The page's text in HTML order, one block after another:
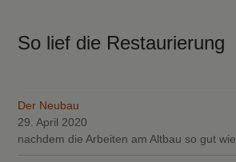
So lief die Restaurierung
Der Neubau
29. April 2020
nachdem die Arbeiten am Altbau so gut wie